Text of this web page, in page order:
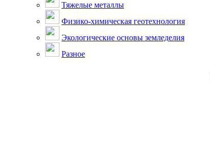
Тяжелые металлы
Физико-химическая геотехнология
Экологические основы земледелия
Разное